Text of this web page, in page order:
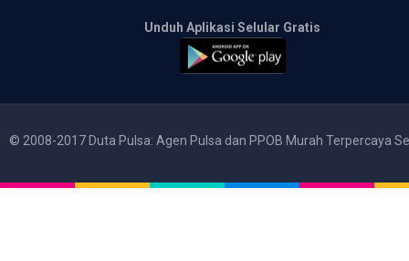
Unduh Aplikasi Selular Gratis
© 2008-2017 Duta Pulsa: Agen Pulsa dan PPOB Murah Terpercaya